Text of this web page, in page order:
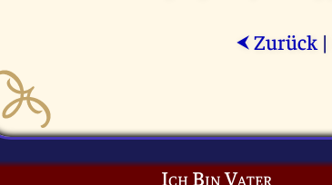
⮜ Zurück |
Ich Bin Vater